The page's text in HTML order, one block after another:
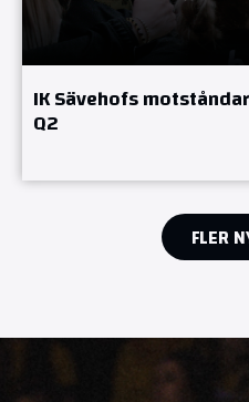
IK Sävehofs
Q2
FLER